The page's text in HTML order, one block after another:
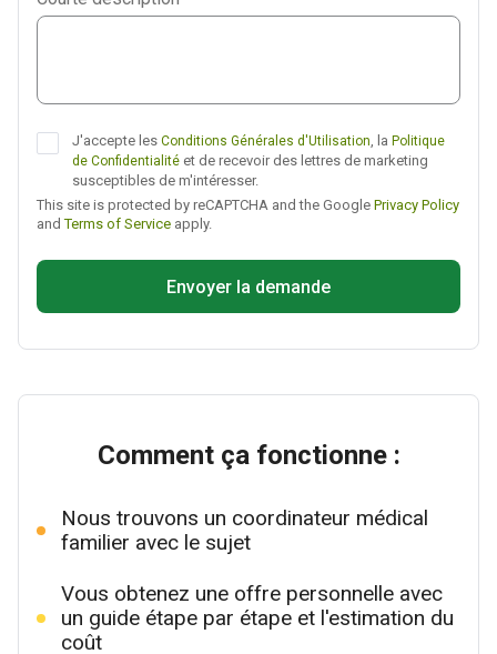
Telegram
J'accepte les Conditions Générales d'Utilisation, la Politique
de Confidentialité et de recevoir des lettres de marketing
susceptibles de m'intéresser.
This site is protected by reCAPTCHA and the Google Privacy Policy
andTerms of Service apply.
Envoyer la demande
Comment ça fonctionne :
Nous trouvons un coordinateur médical
familier avec le sujet
Vous obtenez une offre personnelle avec
un guide étape par étape et l'estimation du
coût